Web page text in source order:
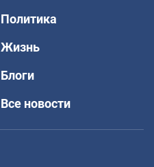
Политика
Жизнь
Блоги
Все новости